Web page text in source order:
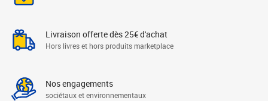
Livraison offerte dès 25€ d'achat
Hors livres et hors produits marketplace
Nos engagements
sociétaux et environnementaux